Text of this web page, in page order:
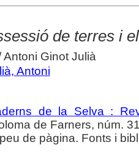
de terres i
Antoni Ginot Julià
Antoni
de la Selva :
de Farners, núm.
de pàgina. Fonts i